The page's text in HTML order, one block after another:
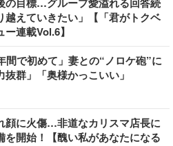
越えていきたい」【「君がトクベ
連載Vol.6】
間で初めて」妻との“ノロケ砲”に
群」「奥様かっこいい」
顔に火傷…非道なカリスマ店長に
を開始！【醜い私があなたになる